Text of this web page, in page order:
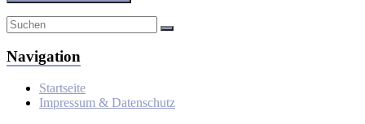
Navigation
Startseite
Impressum & Datenschutz